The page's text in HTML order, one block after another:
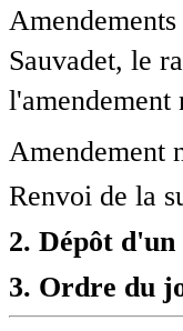
Amendements
Sauvadet, le
l'amendement
Amendement
Renvoi de la
2. Dépôt
3. Ordre du